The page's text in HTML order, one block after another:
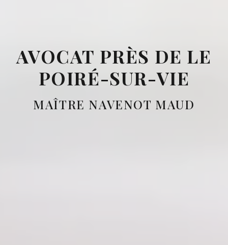
AVOCAT PRÈS DE LE
POIRÉ-SUR-VIE
MAÎTRE NAVENOT MAUD